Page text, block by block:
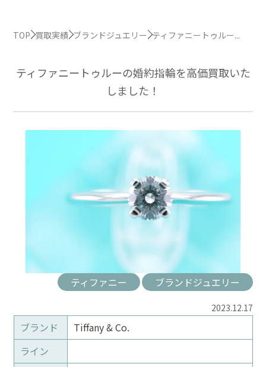
TOP 買取実績 ブランドジュエリー ティファニートゥルー...
ティファニートゥルーの婚約指輪を高価買取いた
しました！
ティファニー ブランドジュエリー
2023.12.17
ブランド
Tiffany & Co.
ライン